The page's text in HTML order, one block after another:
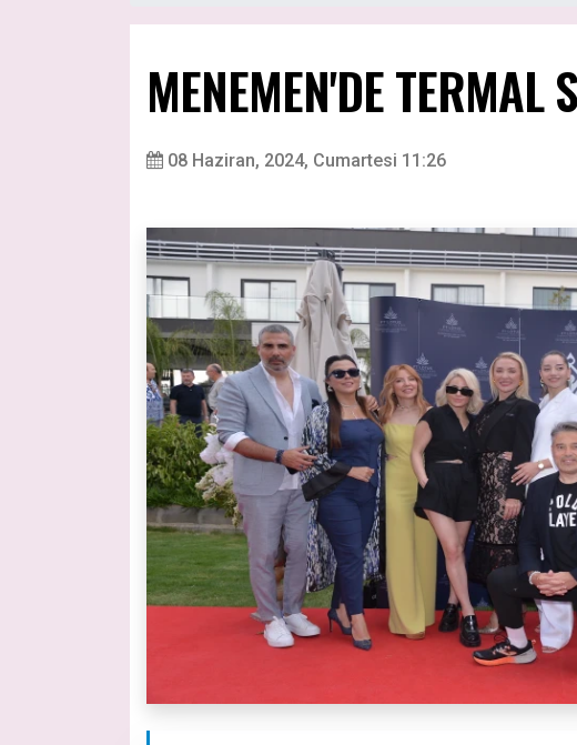
MENEMEN'DE TERMAL
08 Haziran, 2024, Cumartesi 11:26